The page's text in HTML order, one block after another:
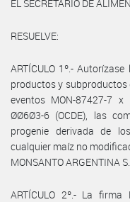
EL SECRETARIO DE
RESUELVE:
ARTÍCULO 1º.-
productos y subproductos
eventos MON-87427-7 x
ØØ6Ø3-6 (OCDE), las
progenie derivada de
cualquier maíz no
MONSANTO ARGENTINA
ARTÍCULO 2º.- La firma